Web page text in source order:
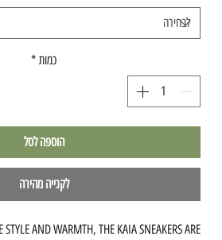
כמות *
הוספה לסל
לקנייה מהירה
AND WARMTH, THE KAIA SNEAKERS ARE